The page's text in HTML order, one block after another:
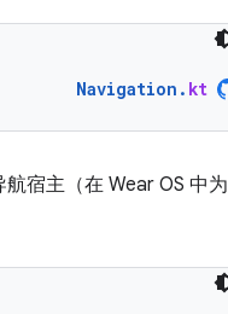
Navigation . kt
宿主（在 Wear OS 中为